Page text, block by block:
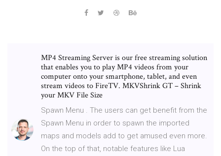
MP4 Streaming Server is our free streaming solution
that enables you to play MP4 videos from your
computer onto your smartphone, tablet, and even
stream videos to FireTV. MKVShrink GT – Shrink
your MKV File Size
Spawn Menu . The users can get benefit from the
Spawn Menu in order to spawn the imported
maps and models add to get amused even more.
On the top of that, notable features like Lua